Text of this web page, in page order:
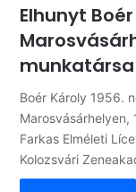
Elhunyt
munkatársa
Boér Károly 1956.
Farkas Elméleti
Kolozsvári